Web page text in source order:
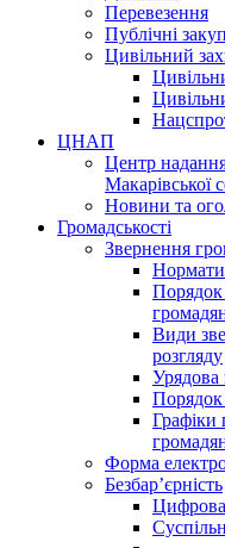
Перевезення
Публічні
Цивільний
ЦНАП
Центр
Макарівської
Новини та
Громадськості
Звернення
Порядок
Види
розгляду
Урядова
Порядок
Графіки
Форма
Безбар’єрність
Цифрова